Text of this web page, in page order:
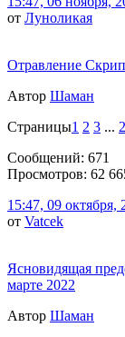
от Луноликая
Отравление
Автор Шаман
Страницы1 2 3 ...
Сообщений: 671
Просмотров: 62
15:47, 09 октября,
от Vatcek
Ясновидящая
марте 2022
Автор Шаман